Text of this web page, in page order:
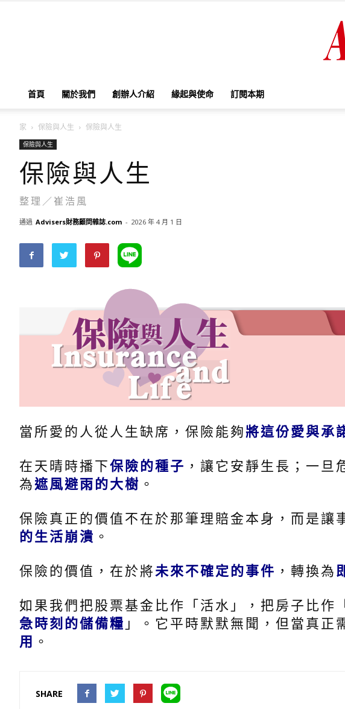
首頁 關於我們 創辦人介紹 緣起與使命 訂閱本期
家 保險與人生 保險與人生
保險與人生
保險與人生
整理／崔浩風
通過 Advisers財務顧問雜誌.com - 2026 年 4 月 1 日
當所愛的人從人生缺席，保險能夠將這份愛與承
在天晴時播下保險的種子 ，讓它安靜生長；一旦
為遮風避雨的大樹 。
保險真正的價值不在於那筆理賠金本身，而是讓
的生活崩潰 。
保險的價值，在於將未來不確定的事件 ，轉換為
如果我們把股票基金比作「活水」，把房子比作
急時刻的儲備糧 」。它平時默默無聞，但當真正
用 。
SHARE